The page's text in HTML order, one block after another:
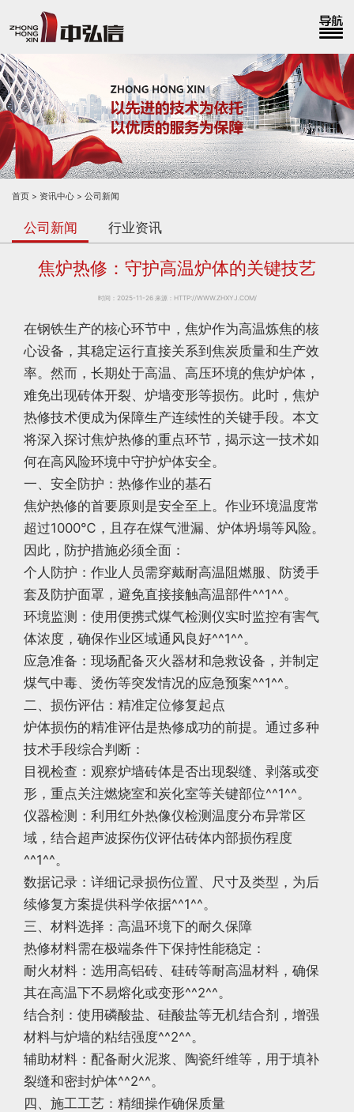
首页 资讯中心 公司新闻
公司新闻 行业资讯
焦炉热修：守护高温炉体的关键技艺
时间：2025-11-26 来源：HTTP://WWW.ZHXYJ.COM/
在钢铁生产的核心环节中，焦炉作为高温炼焦的核
心设备，其稳定运行直接关系到焦炭质量和生产效
率。然而，长期处于高温、高压环境的焦炉炉体，
难免出现砖体开裂、炉墙变形等损伤。此时，焦炉
热修技术便成为保障生产连续性的关键手段。本文
将深入探讨焦炉热修的重点环节，揭示这一技术如
何在高风险环境中守护炉体安全。
一、安全防护：热修作业的基石
焦炉热修的首要原则是安全至上。作业环境温度常
超过1000℃，且存在煤气泄漏、炉体坍塌等风险。
因此，防护措施必须全面：
个人防护：作业人员需穿戴耐高温阻燃服、防烫手
套及防护面罩，避免直接接触高温部件^^1^^。
环境监测：使用便携式煤气检测仪实时监控有害气
体浓度，确保作业区域通风良好^^1^^。
应急准备：现场配备灭火器材和急救设备，并制定
煤气中毒、烫伤等突发情况的应急预案^^1^^。
二、损伤评估：精准定位修复起点
炉体损伤的精准评估是热修成功的前提。通过多种
技术手段综合判断：
目视检查：观察炉墙砖体是否出现裂缝、剥落或变
形，重点关注燃烧室和炭化室等关键部位^^1^^。
仪器检测：利用红外热像仪检测温度分布异常区
域，结合超声波探伤仪评估砖体内部损伤程度
^^1^^。
数据记录：详细记录损伤位置、尺寸及类型，为后
续修复方案提供科学依据^^1^^。
三、材料选择：高温环境下的耐久保障
热修材料需在极端条件下保持性能稳定：
耐火材料：选用高铝砖、硅砖等耐高温材料，确保
其在高温下不易熔化或变形^^2^^。
结合剂：使用磷酸盐、硅酸盐等无机结合剂，增强
材料与炉墙的粘结强度^^2^^。
辅助材料：配备耐火泥浆、陶瓷纤维等，用于填补
裂缝和密封炉体^^2^^。
四、施工工艺：精细操作确保质量